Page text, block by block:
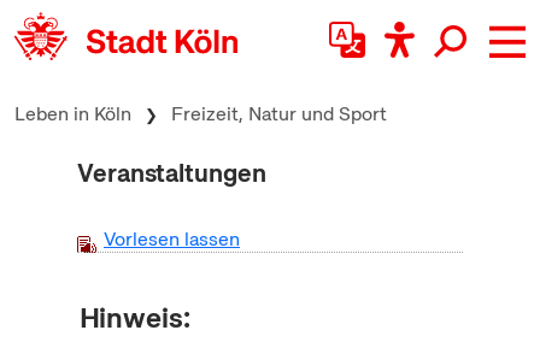
zum Inhalt springen
Leben in Köln Freizeit, Natur und Sport
Veranstaltungen
Vorlesen lassen
Hinweis: